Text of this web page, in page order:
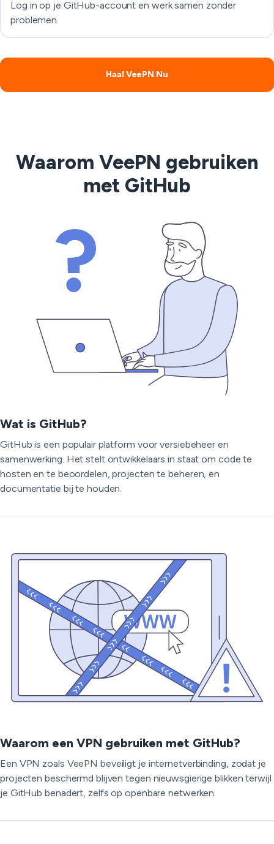
Log in op je GitHub-account en werk samen zonder
problemen.
Haal VeePN Nu
Waarom VeePN gebruiken
met GitHub
Wat is GitHub?
GitHub is een populair platform voor versiebeheer en
samenwerking. Het stelt ontwikkelaars in staat om code te
hosten en te beoordelen, projecten te beheren, en
documentatie bij te houden.
Waarom een VPN gebruiken met GitHub?
Een VPN zoals VeePN beveiligt je internetverbinding, zodat je
projecten beschermd blijven tegen nieuwsgierige blikken terwijl
je GitHub benadert, zelfs op openbare netwerken.